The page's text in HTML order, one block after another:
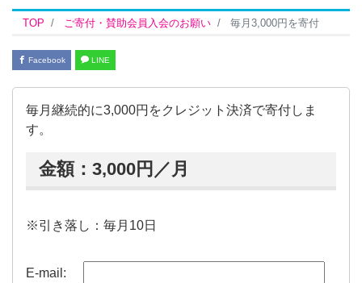
TOP ご寄付・賛助会員入会のお願い 毎月3,000円を寄付
Facebook LINE
毎月継続的に3,000円をクレジット決済で寄付しま
す。
金額：3,000円／月
※引き落し：毎月10日
E-mail: